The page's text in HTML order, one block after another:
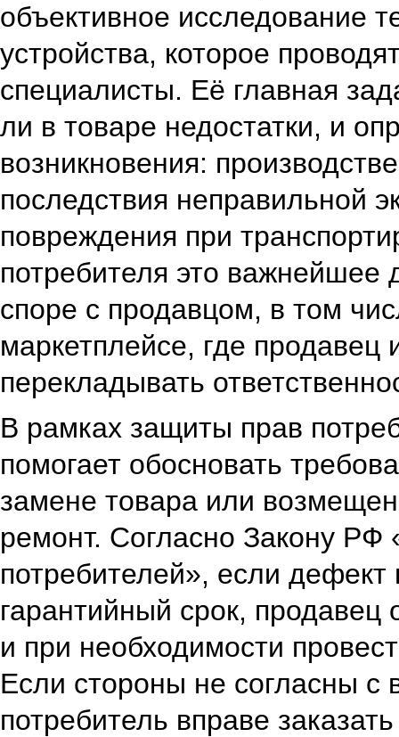
объективное исследование
устройства, которое
специалисты. Её главная
ли в товаре недостатки, и
возникновения:
последствия неправильной
повреждения при
потребителя это важнейшее
споре с продавцом, в том
маркетплейсе, где продавец
перекладывать
В рамках защиты прав
помогает обосновать
замене товара или
ремонт. Согласно Закону
потребителей», если дефект
гарантийный срок, продавец
и при необходимости
Если стороны не согласны с
потребитель вправе